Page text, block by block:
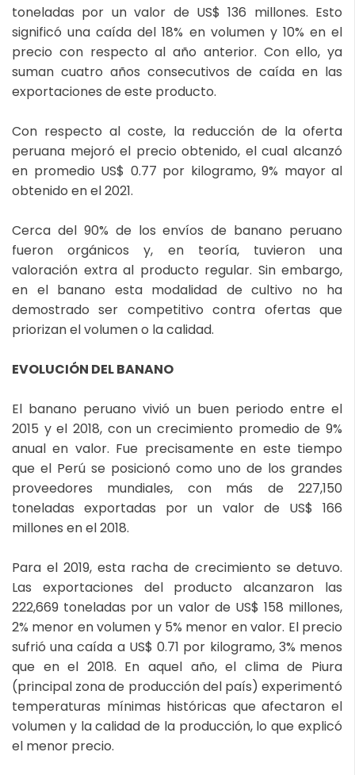
toneladas por un valor de US$ 136 millones. Esto
significó una caída del 18% en volumen y 10% en el
precio con respecto al año anterior. Con ello, ya
suman cuatro años consecutivos de caída en las
exportaciones de este producto.
Con respecto al coste, la reducción de la oferta
peruana mejoró el precio obtenido, el cual alcanzó
en promedio US$ 0.77 por kilogramo, 9% mayor al
obtenido en el 2021.
Cerca del 90% de los envíos de banano peruano
fueron orgánicos y, en teoría, tuvieron una
valoración extra al producto regular. Sin embargo,
en el banano esta modalidad de cultivo no ha
demostrado ser competitivo contra ofertas que
priorizan el volumen o la calidad.
EVOLUCIÓN DEL BANANO
El banano peruano vivió un buen periodo entre el
2015 y el 2018, con un crecimiento promedio de 9%
anual en valor. Fue precisamente en este tiempo
que el Perú se posicionó como uno de los grandes
proveedores mundiales, con más de 227,150
toneladas exportadas por un valor de US$ 166
millones en el 2018.
Para el 2019, esta racha de crecimiento se detuvo.
Las exportaciones del producto alcanzaron las
222,669 toneladas por un valor de US$ 158 millones,
2% menor en volumen y 5% menor en valor. El precio
sufrió una caída a US$ 0.71 por kilogramo, 3% menos
que en el 2018. En aquel año, el clima de Piura
(principal zona de producción del país) experimentó
temperaturas mínimas históricas que afectaron el
volumen y la calidad de la producción, lo que explicó
el menor precio.